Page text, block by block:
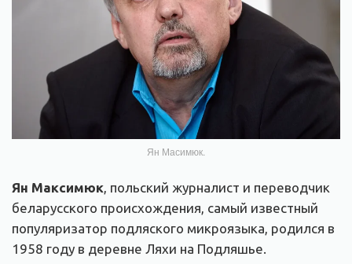
Ян Масимюк.
Ян Максимюк, польский журналист и переводчик
беларусского происхождения, самый известный
популяризатор подляского микроязыка, родился в
1958 году в деревне Ляхи на Подляшье.